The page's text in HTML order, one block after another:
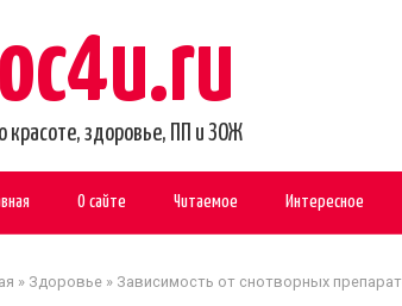
красоте, здоровье, ПП и ЗОЖ
О сайте Читаемое Интересное
» Здоровье » Зависимость от снотворных